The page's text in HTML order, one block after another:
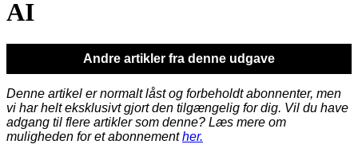
AI
Andre artikler fra denne udgave
Denne artikel er normalt låst og forbeholdt abonnenter, men
vi har helt eksklusivt gjort den tilgængelig for dig. Vil du have
adgang til flere artikler som denne? Læs mere om
muligheden for et abonnementher.